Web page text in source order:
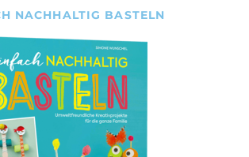
NACHHALTIG BASTELN